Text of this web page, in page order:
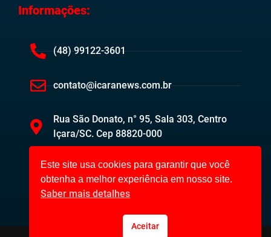
Informações:
(48) 99122-3601
contato@icaranews.com.br
Rua São Donato, n° 95, Sala 303, Centro
Içara/SC. Cep 88820-000
Este site usa cookies para garantir que você
obtenha a melhor experiência em nosso site.
Saber mais detalhes
Aceitar